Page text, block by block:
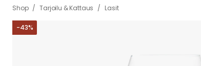
Shop / Tarjoilu & Kattaus / Lasit
-43%